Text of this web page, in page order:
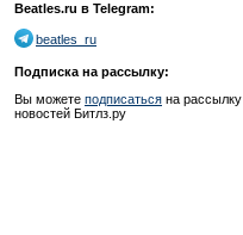
Beatles.ru в Telegram:
beatles_ru
Подписка на рассылку:
Вы можете подписаться на рассылку
новостей Битлз.ру